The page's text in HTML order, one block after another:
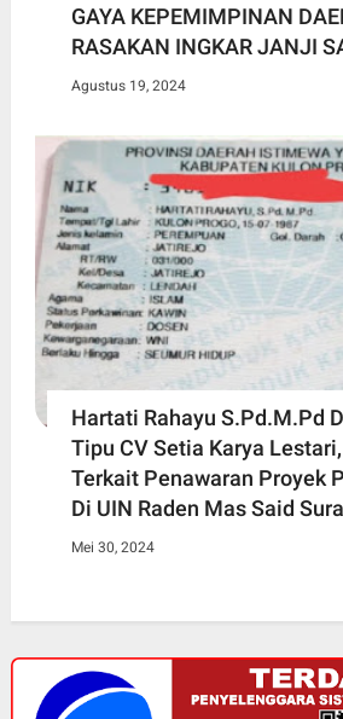
GAYA KEPEMIMPINAN
RASAKAN INGKAR JANJI
Agustus 19, 2024
Hartati Rahayu S.Pd.M.Pd
Tipu CV Setia Karya
Terkait Penawaran Proyek
Di UIN Raden Mas Said
Mei 30, 2024